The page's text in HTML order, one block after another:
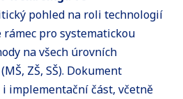
pohled na roli technologií
pro systematickou
na všech úrovních
ZŠ, SŠ). Dokument
implementační část, včetně